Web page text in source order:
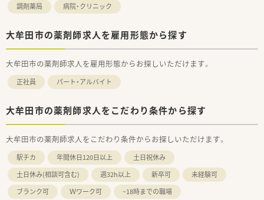
調剤薬局 病院・クリニック
大牟田市の薬剤師求人を雇用形態から探す
大牟田市の薬剤師求人を雇用形態からお探しいただけます。
正社員 パート・アルバイト
大牟田市の薬剤師求人をこだわり条件から探す
大牟田市の薬剤師求人をこだわり条件からお探しいただけます。
駅チカ 年間休日120日以上
土日祝休み
土日休み(相談可含む)
週32h以上 新卒可
未経験可
ブランク可
Ｗワーク可
~18時までの職場